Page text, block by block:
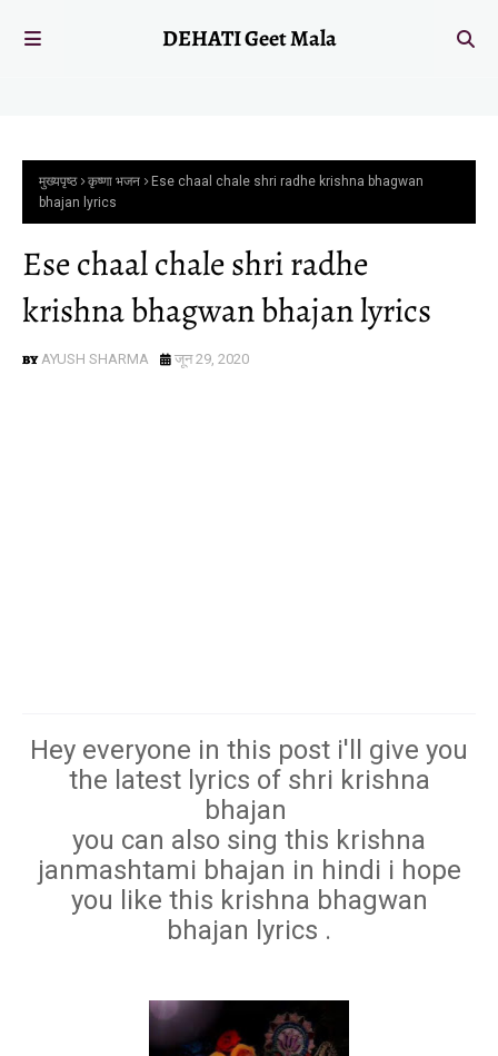
DEHATI Geet Mala
मुख्यपृष्ठ कृष्णा भजन
Ese chaal chale shri radhe krishna bhagwan
bhajan lyrics
Ese chaal chale shri radhe
krishna bhagwan bhajan lyrics
AYUSH SHARMA जून 29, 2020
Hey everyone in this post i'll give you
the latest lyrics of shri krishna
bhajan
you can also sing this krishna
janmashtami bhajan in hindi i hope
you like this krishna bhagwan
bhajan lyrics .